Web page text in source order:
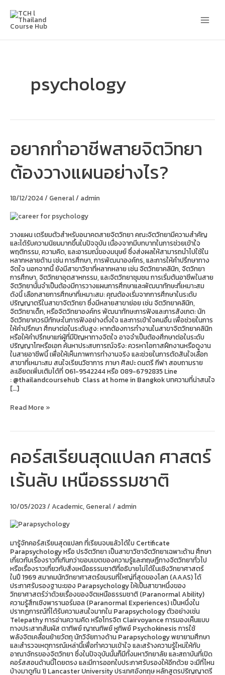
content
psychology
อยากทำอาชีพสายจิตวิทยา
ต้องวางแผนอย่างไร?
18/12/2024/ General/ admin
วางแผน เตรียมตัวสำหรับอนาคตสายจิตวิทยา คณะจิตวิทยามีความสำคัญ
และได้รับความนิยมมากขึ้นในปัจจุบัน เนื่องจากมีบทบาทในการช่วยเข้าใจ
พฤติกรรม, ความคิด, และอารมณ์ของมนุษย์ ซึ่งส่งผลให้สามารถนำไปใช้ใน
หลากหลายด้าน เช่น การศึกษา, การพัฒนาองค์กร, และการให้คำปรึกษาทาง
จิตใจ นอกจากนี้ ยังมีสาขาวิชาที่หลากหลาย เช่น จิตวิทยาคลินิก, จิตวิทยา
การศึกษา, จิตวิทยาอุตสาหกรรม, และจิตวิทยาชุมชน การเริ่มต้นอาชีพในสาย
จิตวิทยานั้นจำเป็นต้องมีการวางแผนการศึกษาและพัฒนาทักษะที่เหมาะสม
ดังนี้ เลือกสายการศึกษาที่เหมาะสม: คุณต้องเริ่มจากการศึกษาในระดับ
ปริญญาตรีในสาขาจิตวิทยา ซึ่งมีหลายสาขาย่อย เช่น จิตวิทยาคลินิก,
จิตวิทยาเด็ก, หรือจิตวิทยาองค์กร พัฒนาทักษะการฟังและการสังเกต: นัก
จิตวิทยาควรมีทักษะในการฟังอย่างตั้งใจ และการเข้าใจคนอื่น เพื่อช่วยในการ
ให้คำปรึกษา ศึกษาต่อในระดับสูง: หากต้องการทำงานในสาขาจิตวิทยาคลินิก
หรือให้คำปรึกษาแก่ผู้ที่มีปัญหาทางจิตใจ อาจจำเป็นต้องศึกษาต่อในระดับ
ปริญญาโทหรือเอก ค้นหาประสบการณ์จริง: ควรหาโอกาสฝึกงานหรือดูงาน
ในสายอาชีพนี้ เพื่อให้เห็นภาพการทำงานจริง และช่วยในการตัดสินใจเลือก
สาขาที่เหมาะสม สนใจเรียนวิชาการ ภาษา ศิลปะ ดนตรี กีฬา สอบถามราย
ละเอียดเพิ่มเติมได้ที่ 061-9542244 หรือ 089-6792835 Line
: @thailandcoursehub Class at home in Bangkok บทความที่น่าสนใจ
[…]
ทำ
อาชีพ
สาย
จิตวิทยา
อย่างไร?
Read More »
คอร์สเรียนสุดแปลก ศาสตร์
เร้นลับ เหนือธรรมชาติ
10/05/2023/Academic, General/ admin
มารู้จักคอร์สเรียนสุดแปลก ที่เรียนจบแล้วได้ใบ Certificate
Parapsychology หรือ ปรจิตวิทยา เป็นสาขาวิชาจิตวิทยาเฉพาะด้าน ศึกษา
เกี่ยวกับเรื่องราวที่เกินกว่าขอบเขตของความรู้และทฤษฎีทางจิตวิทยาทั่วไป
หรือเรื่องราวเกี่ยวกับสิ่งเหนือธรรมชาติที่อธิบายไม่ได้ในเชิงวิทยาศาสตร์
ในปี 1969 สมาคมนักวิทยาศาสตร์ชมรมที่ใหญ่ที่สุดของโลก (AAAS) ได้
ประกาศรับรองฐานะของ Parapsychology ให้เป็นสาขาหนึ่งของ
วิทยาศาสตร์ว่าด้วยเรื่องของจิตเหนือธรรมชาติ (Paranormal Ability)
ความรู้สึกเชิงพารานอร์มอล (Paranormal Experiences) เป็นหนึ่งใน
ปรากฏการณ์ที่ได้รับความสนใจมากใน Parapsychology ตัวอย่างเช่น
Telepathy การอ่านความคิด หรือโทรจิต Clairvoyance การมองเห็นแบบ
ทางประสาทสัมผัส ตาทิพย์ ญาณทิพย์ หูทิพย์ Psychokinesis การใช้
พลังจิตเคลื่อนย้ายวัตถุ นักวิจัยทางด้าน Parapsychology พยายามศึกษา
และสำรวจเหตุการณ์เหล่านี้เพื่อทำความเข้าใจ และสร้างความรู้ใหม่ให้กับ
อาณาจักรของจิตวิทยา ซึ่งในปัจจุบันนั้นก็มีทั้งมหาวิทยาลัย และสถาบันที่เปิด
คอร์สสอนด้านนี้โดยตรง และมีการออกใบประกาศรับรองให้อีกด้วย จะมีที่ไหน
บ้างมาดูกัน 1) Lancaster University ประเทศอังกฤษ หลักสูตรปริญญาตรี
เรียน
สุด
แปลก
ศาสตร์
เหนือ